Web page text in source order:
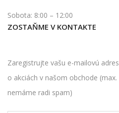
Sobota: 8:00 – 12:00
ZOSTAŇME V KONTAKTE
Zaregistrujte vašu e-mailovú
o akciách v našom obchode
nemáme radi spam)